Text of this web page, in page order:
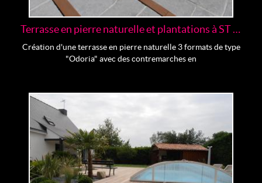
Terrasse en pierre naturelle et plantations à ST Nazaire
Création d'une terrasse en pierre naturelle 3 formats de type
"Odoria" avec des contremarches en